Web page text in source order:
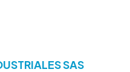
SAS